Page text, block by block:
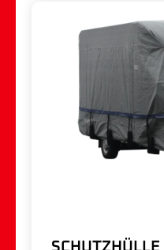
SCHUTZHÜLLE